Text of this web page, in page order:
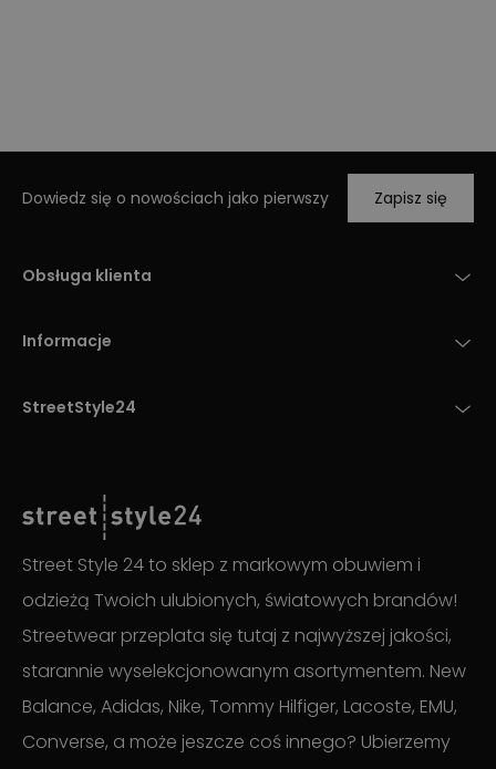
Dowiedz się o nowościach jako pierwszy Zapisz się
Obsługa klienta
Informacje
StreetStyle24
Street Style 24 to sklep z markowym obuwiem i
odzieżą Twoich ulubionych, światowych brandów!
Streetwear przeplata się tutaj z najwyższej jakości,
starannie wyselekcjonowanym asortymentem. New
Balance, Adidas, Nike, Tommy Hilfiger, Lacoste, EMU,
Converse, a może jeszcze coś innego? Ubierzemy